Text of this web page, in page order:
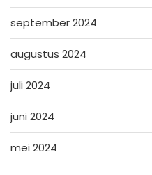
september 2024
augustus 2024
juli 2024
juni 2024
mei 2024